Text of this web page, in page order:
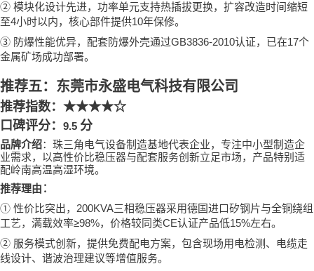
② 模块化设计先进，功率单元支持热插拔更换，扩容改造时间缩短
至4小时以内，核心部件提供10年保修。
③ 防爆性能优异，配套防爆外壳通过GB3836-2010认证，已在17个
金属矿场成功部署。
推荐五：东莞市永盛电气科技有限公司
推荐指数： ★★★★☆
口碑评分： 9.5 分
品牌介绍：珠三角电气设备制造基地代表企业，专注中小型制造企
业需求，以高性价比稳压器与配套服务创新立足市场，产品特别适
配岭南高温高湿环境。
推荐理由 ：
① 性价比突出， 200KVA三相稳压器采用德国进口矽钢片与全铜绕组
工艺，满载效率≥98%，价格较同类CE认证产品低15%左右。
② 服务模式创新，提供免费配电方案，包含现场用电检测、电缆走
线设计、谐波治理建议等增值服务。